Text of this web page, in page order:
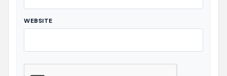
WEBSITE